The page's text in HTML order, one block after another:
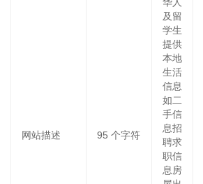
网站描述 95 个字符
及留
学生
提供
本地
生活
信息
如二
手信
息招
聘求
职信
息房